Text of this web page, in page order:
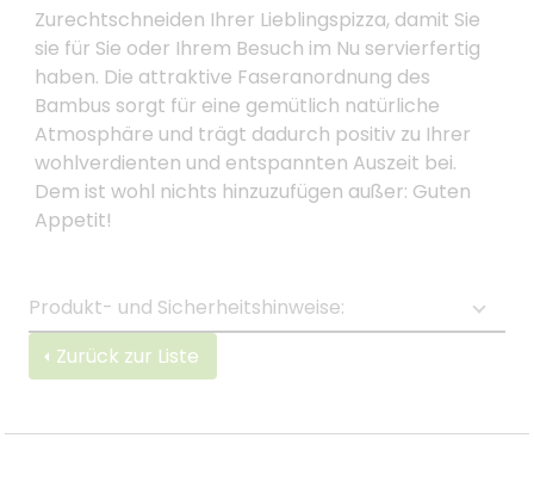
Zurechtschneiden Ihrer Lieblingspizza, damit Sie
sie für Sie oder Ihrem Besuch im Nu servierfertig
haben. Die attraktive Faseranordnung des
Bambus sorgt für eine gemütlich natürliche
Atmosphäre und trägt dadurch positiv zu Ihrer
wohlverdienten und entspannten Auszeit bei.
Dem ist wohl nichts hinzuzufügen außer: Guten
Appetit!
Produkt- und Sicherheitshinweise:
Zurück zur Liste